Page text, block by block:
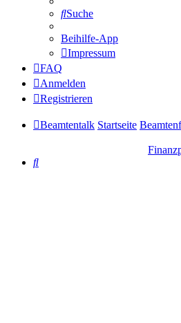
Suche
Beihilfe-App
Impressum
FAQ
Anmelden
Registrieren
Beamtentalk Startseite
Suche